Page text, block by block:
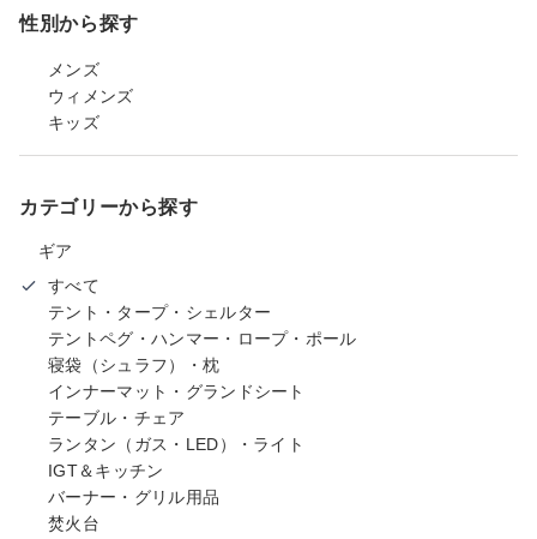
性別から探す
メンズ
ウィメンズ
キッズ
カテゴリーから探す
ギア
すべて
テント・タープ・シェルター
テントペグ・ハンマー・ロープ・ポール
寝袋（シュラフ）・枕
インナーマット・グランドシート
テーブル・チェア
ランタン（ガス・LED）・ライト
IGT＆キッチン
バーナー・グリル用品
焚火台